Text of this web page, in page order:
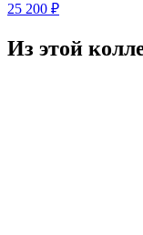
25 200 ₽
Из этой